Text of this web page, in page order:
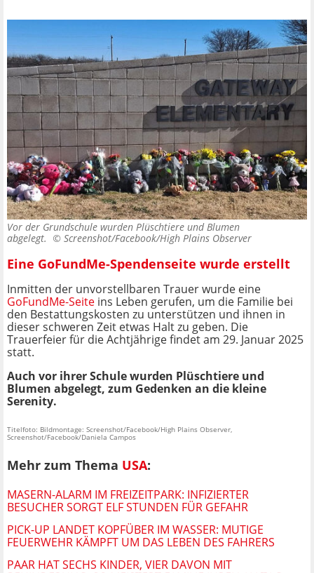
Vor der Grundschule wurden Plüschtiere und Blumen
abgelegt. © Screenshot/Facebook/High Plains Observer
Eine GoFundMe-Spendenseite wurde erstellt
Inmitten der unvorstellbaren Trauer wurde eine
GoFundMe-Seite ins Leben gerufen, um die Familie bei
den Bestattungskosten zu unterstützen und ihnen in
dieser schweren Zeit etwas Halt zu geben. Die
Trauerfeier für die Achtjährige findet am 29. Januar 2025
statt.
Auch vor ihrer Schule wurden Plüschtiere und
Blumen abgelegt, zum Gedenken an die kleine
Serenity.
Titelfoto: Bildmontage: Screenshot/Facebook/High Plains Observer,
Screenshot/Facebook/Daniela Campos
Mehr zum Thema USA:
MASERN-ALARM IM FREIZEITPARK: INFIZIERTER
BESUCHER SORGT ELF STUNDEN FÜR GEFAHR
PICK-UP LANDET KOPFÜBER IM WASSER: MUTIGE
FEUERWEHR KÄMPFT UM DAS LEBEN DES FAHRERS
PAAR HAT SECHS KINDER, VIER DAVON MIT